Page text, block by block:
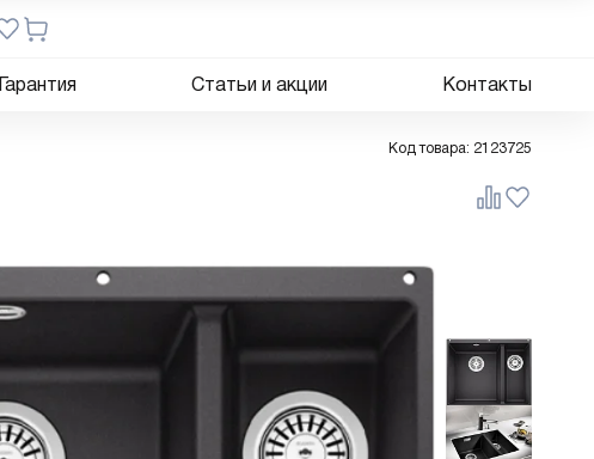
Гарантия Статьи и акции Контакты
Код товара: 2123725